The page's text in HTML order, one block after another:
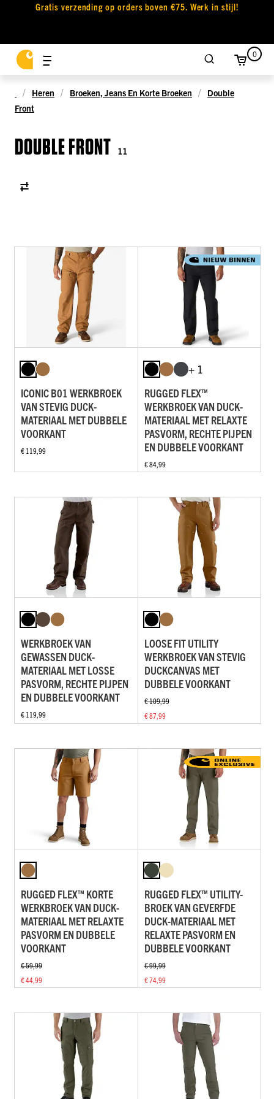
Gratis verzending op orders boven €75. Werk in stijl!
0
Heren Broeken, Jeans En Korte Broeken
Double
Front
DOUBLE FRONT 11
ICONIC B01 WERKBROEK
VAN STEVIG DUCK-
MATERIAAL MET DUBBELE
VOORKANT
€ 119,99
+ 1
RUGGED FLEX™
WERKBROEK VAN DUCK-
MATERIAAL MET RELAXTE
PASVORM, RECHTE PIJPEN
EN DUBBELE VOORKANT
€ 84,99
WERKBROEK VAN
GEWASSEN DUCK-
MATERIAAL MET LOSSE
PASVORM, RECHTE PIJPEN
EN DUBBELE VOORKANT
€ 119,99
LOOSE FIT UTILITY
WERKBROEK VAN STEVIG
DUCKCANVAS MET
DUBBELE VOORKANT
€ 109,99
€ 87,99
RUGGED FLEX™ KORTE
WERKBROEK VAN DUCK-
MATERIAAL MET RELAXTE
PASVORM EN DUBBELE
VOORKANT
€ 59,99
€ 44,99
RUGGED FLEX™ UTILITY-
BROEK VAN GEVERFDE
DUCK-MATERIAAL MET
RELAXTE PASVORM EN
DUBBELE VOORKANT
€ 99,99
€ 74,99